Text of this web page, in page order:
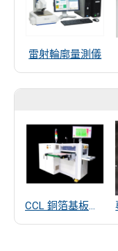
雷射輪廓量測儀
CCL 銅箔基板厚度量測